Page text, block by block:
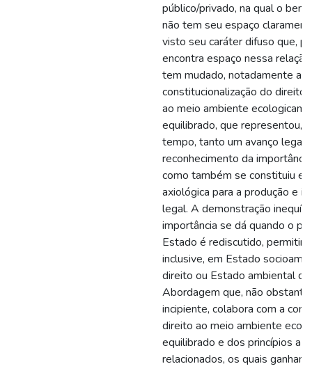
público/privado, na qual o bem
não tem seu espaço
visto seu caráter difuso que,
encontra espaço nessa
tem mudado, notadamente a
constitucionalização do direito
ao meio ambiente
equilibrado, que representou,
tempo, tanto um avanço legal
reconhecimento da
como também se constituiu
axiológica para a produção e
legal. A demonstração
importância se dá quando o
Estado é rediscutido,
inclusive, em Estado
direito ou Estado ambiental
Abordagem que, não
incipiente, colabora com a
direito ao meio ambiente
equilibrado e dos princípios a
relacionados, os quais ganham